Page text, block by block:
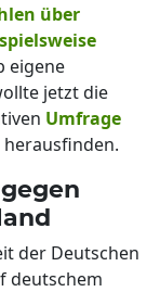
über
eigene
jetzt die
Umfrage
der Deutschen
deutschem